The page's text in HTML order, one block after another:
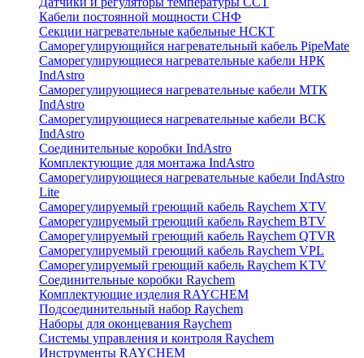
Кабели постоянной мощности СНФ
Секции нагревательные кабельные НСКТ
Саморегулирующийся нагревательный кабель PipeMate
Саморегулирующиеся нагревательные кабели НРК
IndAstro
Саморегулирующиеся нагревательные кабели МТК
IndAstro
Саморегулирующиеся нагревательные кабели ВСК
IndAstro
Соединительные коробки IndAstro
Комплектующие для монтажа IndAstro
Саморегулирующиеся нагревательные кабели IndAstro
Lite
Саморегулируемый греющий кабель Raychem XTV
Саморегулируемый греющий кабель Raychem BTV
Саморегулируемый греющий кабель Raychem QTVR
Саморегулируемый греющий кабель Raychem VPL
Саморегулируемый греющий кабель Raychem KTV
Соединительные коробки Raychem
Комплектующие изделия RAYCHEM
Подсоединительный набор Raychem
Наборы для оконцевания Raychem
Системы управления и контроля Raychem
Инструменты RAYCHEM